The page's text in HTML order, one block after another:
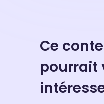
Ce
pourrait